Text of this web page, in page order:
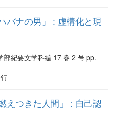
バナの男」 : 虚構化と現
部紀要文学科編 17 巻 2 号 pp.
えつきた人間」 : 自己認